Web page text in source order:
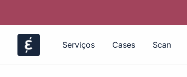
Serviços Cases Scan